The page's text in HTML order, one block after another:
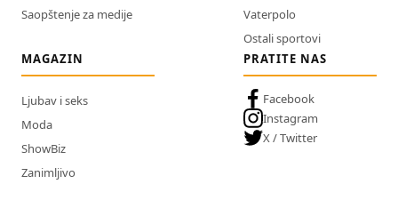
Saopštenje za medije
Vaterpolo
Ostali sportovi
MAGAZIN
Ljubav i seks
Moda
ShowBiz
Zanimljivo
PRATITE NAS
Facebook
Instagram
X / Twitter